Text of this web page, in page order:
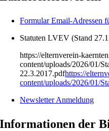
Formular Email-Adressen
Statuten LVEV (Stand
https://elternverein-
content/uploads/2026/01/
22.3.2017.pdfhttps://
content/uploads/2026/01/
Newsletter Anmeldung
Informationen der